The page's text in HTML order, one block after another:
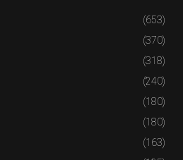
(653)
(370)
(318)
(240)
(180)
(180)
(163)